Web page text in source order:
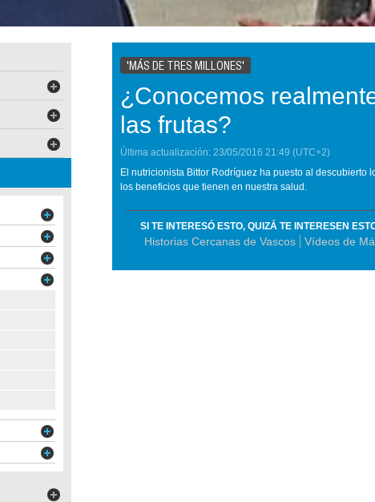
'MÁS DE TRES MILLONES'
¿Conocemos
las frutas?
Última actualización: 23/05/2016 21:49 (UTC+2)
El nutricionista Bittor Rodríguez ha puesto al descubierto
los beneficios que tienen en nuestra salud.
SI TE INTERESÓ ESTO, QUIZÁ TE INTERESEN
Historias Cercanas de Vascos Vídeos de